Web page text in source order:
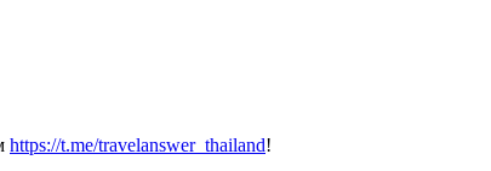
https://t.me/travelanswer_thailand!